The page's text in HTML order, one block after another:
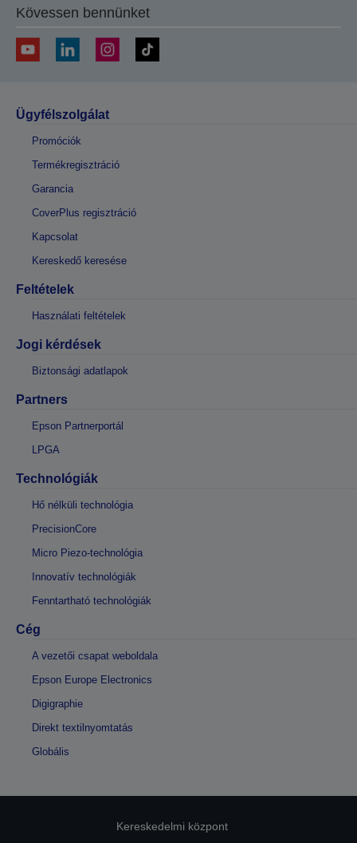
Kövessen bennünket
Ügyfélszolgálat
Promóciók
Termékregisztráció
Garancia
CoverPlus regisztráció
Kapcsolat
Kereskedő keresése
Feltételek
Használati feltételek
Jogi kérdések
Biztonsági adatlapok
Partners
Epson Partnerportál
LPGA
Technológiák
Hő nélküli technológia
PrecisionCore
Micro Piezo-technológia
Innovatív technológiák
Fenntartható technológiák
Cég
A vezetői csapat weboldala
Epson Europe Electronics
Digigraphie
Direkt textilnyomtatás
Globális
Kereskedelmi központ